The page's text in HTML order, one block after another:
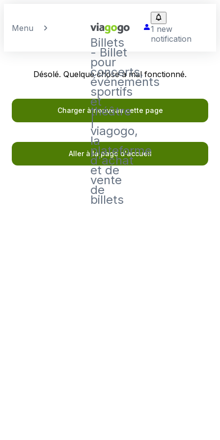
Menu
Billets
- Billet
pour
concerts,
événements
sportifs
et
théâtre
|
viagogo,
la
plateforme
d'achat
et de
vente
de
billets
1 new
notification
Désolé. Quelque chose a mal fonctionné.
Charger à nouveau cette page
Aller à la page d'accueil